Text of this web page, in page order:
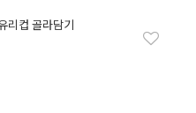
리컵 골라담기